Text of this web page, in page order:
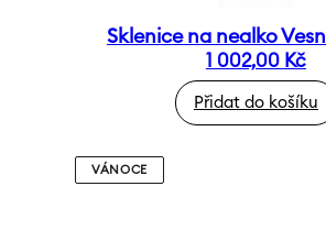
Sklenice na nealko
1 002,00 Kč
Přidat do košíku
VÁNOCE